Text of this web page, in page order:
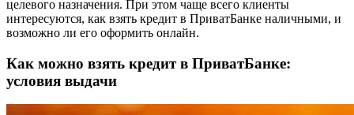
целевого назначения. При этом чаще всего клиенты
интересуются, как взять кредит в ПриватБанке наличными, и
возможно ли его оформить онлайн.
Как можно взять кредит в ПриватБанке:
условия выдачи